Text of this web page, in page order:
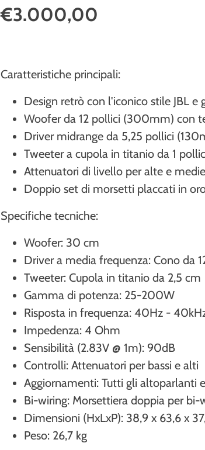
€3.000,00
Caratteristiche principali:
Design retrò con l'iconico stile JBL
Woofer da 12 pollici (300mm) con
Driver midrange da 5,25 pollici
Tweeter a cupola in titanio da 1
Attenuatori di livello per alte e
Doppio set di morsetti placcati in
Specifiche tecniche:
Woofer: 30 cm
Driver a media frequenza: Cono da
Tweeter: Cupola in titanio da 2,5 cm
Gamma di potenza: 25-200W
Risposta in frequenza: 40Hz -
Impedenza: 4 Ohm
Sensibilità (2.83V @ 1m): 90dB
Controlli: Attenuatori per bassi e alti
Aggiornamenti: Tutti gli altoparlanti
Bi-wiring: Morsettiera doppia per bi-
Dimensioni (HxLxP): 38,9 x 63,6 x
Peso: 26,7 kg